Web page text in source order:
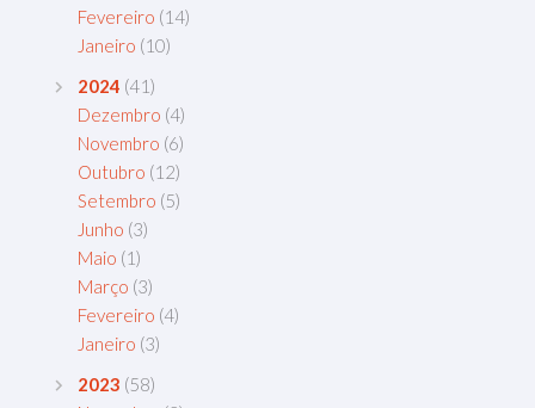
Fevereiro (14)
Janeiro (10)
2024 (41)
Dezembro (4)
Novembro (6)
Outubro (12)
Setembro (5)
Junho (3)
Maio (1)
Março (3)
Fevereiro (4)
Janeiro (3)
2023 (58)